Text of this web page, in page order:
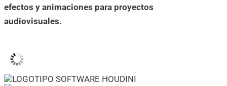
efectos y animaciones para proyectos
audiovisuales.